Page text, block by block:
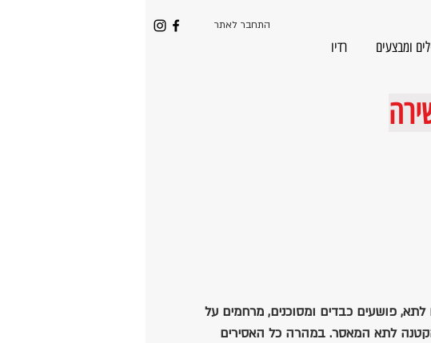
התחבר לאתר
ומבצעים רדיו
פושעים כבדים ומסוכנים, מרחמים על
לתא המאסר. במהרה כל האסירים